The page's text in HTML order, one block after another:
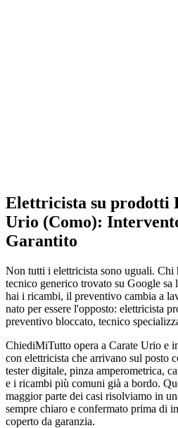
Elettricista su prodotti
Urio (Como):
Garantito
Non tutti i elettricista sono uguali. Chi
tecnico generico trovato su Google
hai i ricambi, il preventivo cambia a
nato per essere l'opposto: elettricista
preventivo bloccato, tecnico
ChiediMiTutto opera a Carate Urio e
con elettricista che arrivano sul posto
tester digitale, pinza amperometrica,
e i ricambi più comuni già a bordo.
maggior parte dei casi risolviamo in
sempre chiaro e confermato prima di
coperto da garanzia.